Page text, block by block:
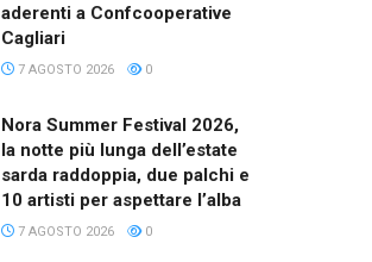
aderenti a Confcooperative
Cagliari
7 AGOSTO 2026 0
Nora Summer Festival 2026,
la notte più lunga dell’estate
sarda raddoppia, due palchi e
10 artisti per aspettare l’alba
7 AGOSTO 2026 0